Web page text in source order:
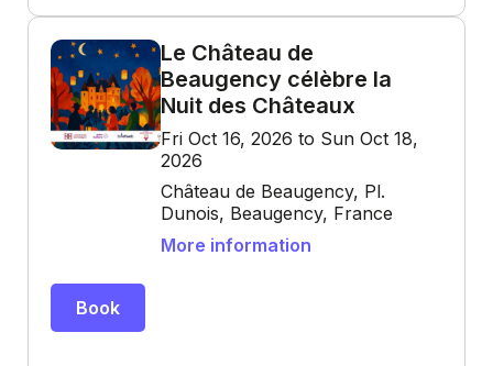
Le Château de
Beaugency célèbre la
Nuit des Châteaux
Fri Oct 16, 2026 to Sun Oct 18,
2026
Château de Beaugency, Pl.
Dunois, Beaugency, France
More information
Book